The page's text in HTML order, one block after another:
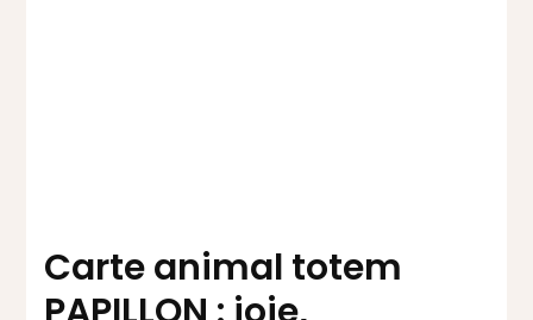
Carte animal totem